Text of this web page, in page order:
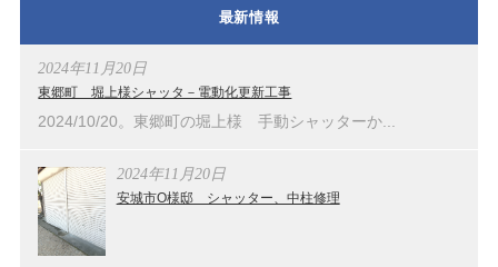
最新情報
2024年11月20日
東郷町 堀上様シャッタ－電動化更新工事
2024/10/20。東郷町の堀上様 手動シャッターか...
2024年11月20日
安城市O様邸 シャッター、中柱修理